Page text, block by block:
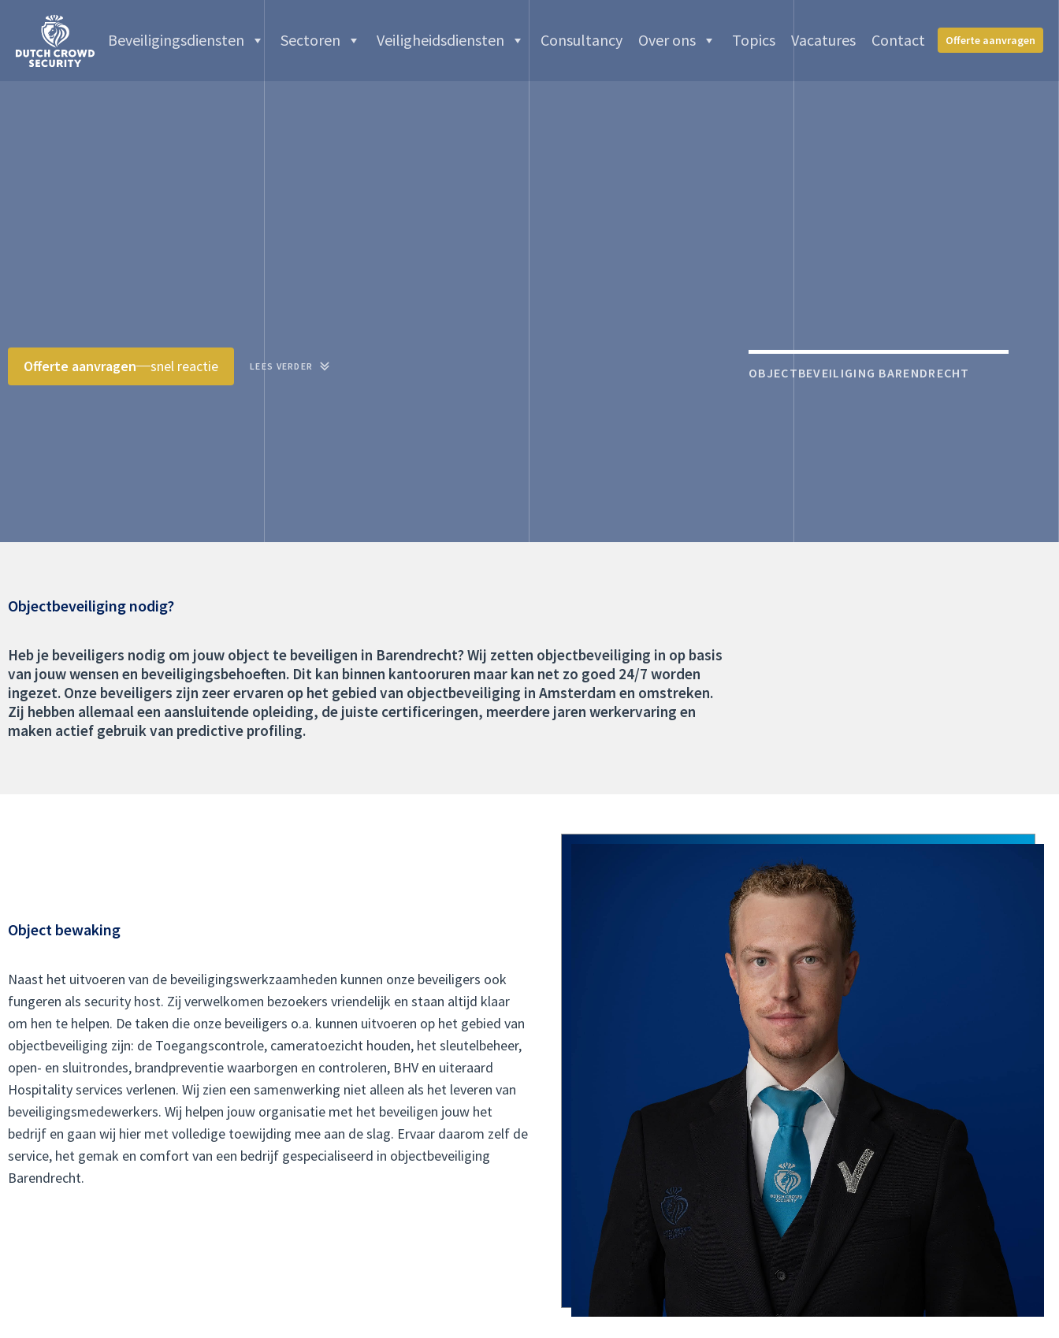
Beveiligingsdiensten Sectoren Veiligheidsdiensten Consultancy Over ons Topics Vacatures Contact Offerte aanvragen
Offerte aanvragen snel reactie LEES VERDER OBJECTBEVEILIGING BARENDRECHT
Objectbeveiliging nodig?
Heb je beveiligers nodig om jouw object te beveiligen in Barendrecht? Wij zetten objectbeveiliging in op basis
van jouw wensen en beveiligingsbehoeften. Dit kan binnen kantooruren maar kan net zo goed 24/7 worden
ingezet. Onze beveiligers zijn zeer ervaren op het gebied van objectbeveiliging in Amsterdam en omstreken.
Zij hebben allemaal een aansluitende opleiding, de juiste certificeringen, meerdere jaren werkervaring en
maken actief gebruik van predictive profiling.
Object bewaking
Naast het uitvoeren van de beveiligingswerkzaamheden kunnen onze beveiligers ook
fungeren als security host. Zij verwelkomen bezoekers vriendelijk en staan altijd klaar
om hen te helpen. De taken die onze beveiligers o.a. kunnen uitvoeren op het gebied van
objectbeveiliging zijn: de Toegangscontrole, cameratoezicht houden, het sleutelbeheer,
open- en sluitrondes, brandpreventie waarborgen en controleren, BHV en uiteraard
Hospitality services verlenen. Wij zien een samenwerking niet alleen als het leveren van
beveiligingsmedewerkers. Wij helpen jouw organisatie met het beveiligen jouw het
bedrijf en gaan wij hier met volledige toewijding mee aan de slag. Ervaar daarom zelf de
service, het gemak en comfort van een bedrijf gespecialiseerd in objectbeveiliging
Barendrecht.